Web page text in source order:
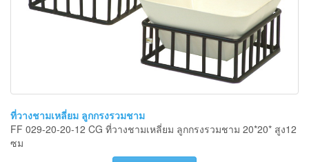
ที่วางชามเหลี่ยม ลูกกรงรวมชาม
FF 029-20-20-12 CG ที่วางชามเหลี่ยม ลูกกรงรวมชาม 20*20* สูง12
ซม